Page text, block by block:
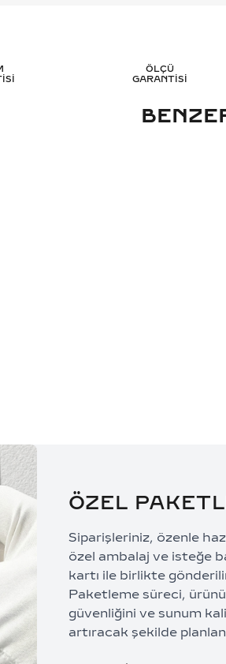
ÖLÇÜ
GARANTİSİ
ÖZEL
Siparişleriniz, özenle
özel ambalaj ve isteğe
kartı ile birlikte
Paketleme süreci,
güvenliğini ve sunum
artıracak şekilde